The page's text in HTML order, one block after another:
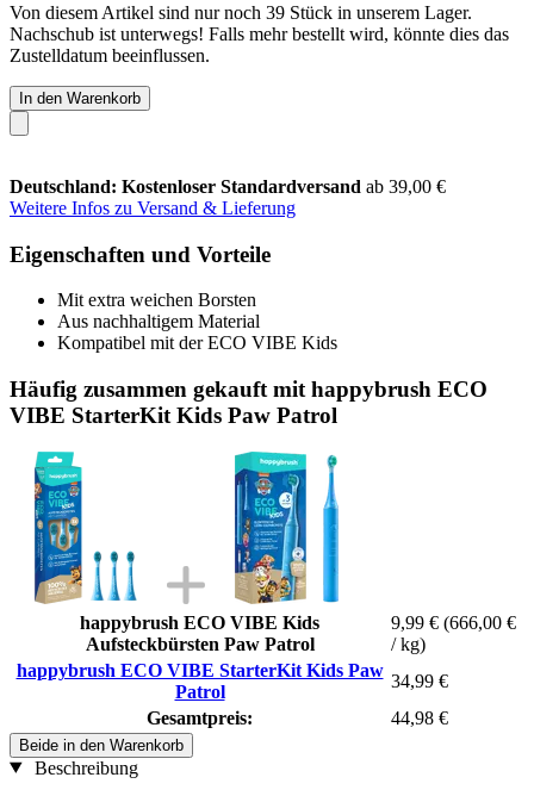
Von diesem Artikel sind nur noch 39 Stück in unserem Lager.
Nachschub ist unterwegs! Falls mehr bestellt wird, könnte dies das
Zustelldatum beeinflussen.
In den Warenkorb
Deutschland: Kostenloser Standardversand ab 39,00 €
Weitere Infos zu Versand & Lieferung
Eigenschaften und Vorteile
Mit extra weichen Borsten
Aus nachhaltigem Material
Kompatibel mit der ECO VIBE Kids
Häufig zusammen gekauft mit happybrush ECO
VIBE StarterKit Kids Paw Patrol
happybrush ECO VIBE Kids
Aufsteckbürsten Paw Patrol
9,99 € (666,00 €
/ kg)
happybrush ECO VIBE StarterKit Kids Paw
Patrol
34,99 €
Gesamtpreis:
44,98 €
Beide in den Warenkorb
Beschreibung